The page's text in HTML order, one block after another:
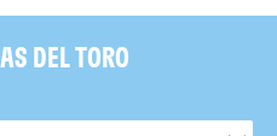
DEL TORO